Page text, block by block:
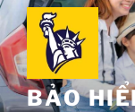
Chuyển
đến
phần
nội
dungBẢO